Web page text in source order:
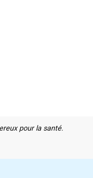
pour la santé.